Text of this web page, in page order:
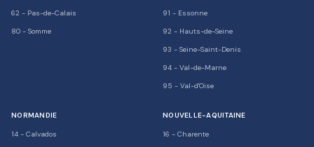
62 - Pas-de-Calais
80 - Somme
91 - Essonne
92 - Hauts-de-Seine
93 - Seine-Saint-Denis
94 - Val-de-Marne
95 - Val-d'Oise
NORMANDIE
14 - Calvados
NOUVELLE-AQUITAINE
16 - Charente